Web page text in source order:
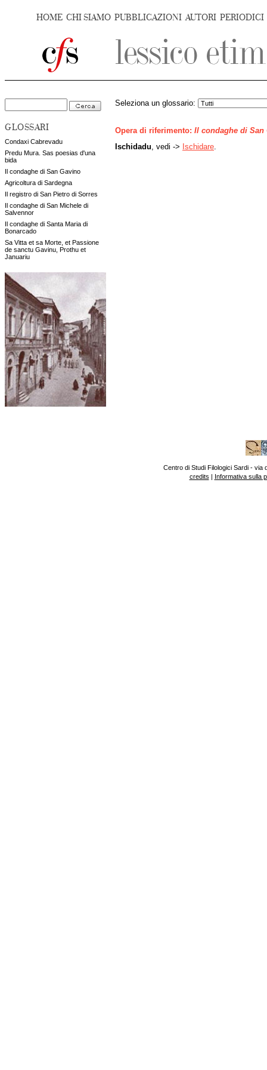
HOME CHI SIAMO PUBBLICAZIONI AUTORI PERIODICI
GLOSSARI
Condaxi Cabrevadu
Predu Mura. Sas poesias d'una
bida
Il condaghe di San Gavino
Agricoltura di Sardegna
Il registro di San Pietro di Sorres
Il condaghe di San Michele di
Salvennor
Il condaghe di Santa Maria di
Bonarcado
Sa Vitta et sa Morte, et Passione
de sanctu Gavinu, Prothu et
Januariu
Seleziona un glossario:
Opera di riferimento: Il condaghe di San
Ischidadu , vedi -> Ischidare
Centro di Studi Filologici Sardi - via
credits | Informativa sulla